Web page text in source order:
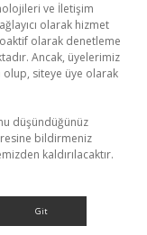
ve İletişim
olarak hizmet
olarak denetleme
Ancak, üyelerimiz
olup, siteye üye olarak
düşündüğünüz
bildirmeniz
kaldırılacaktır.